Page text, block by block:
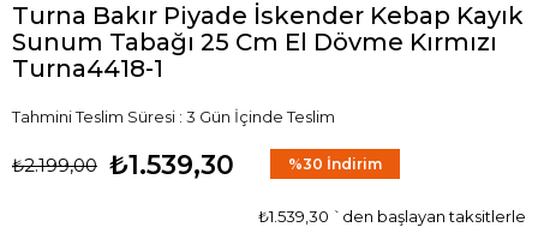
Turna Bakır Piyade İskender Kebap Kayık
Sunum Tabağı 25 Cm El Dövme Kırmızı
Turna4418-1
Tahmini Teslim Süresi : 3 Gün İçinde Teslim
₺2.199,00 ₺1.539,30 %30 İndirim
₺1.539,30 `den başlayan taksitlerle